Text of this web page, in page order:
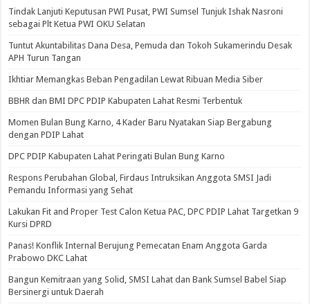
Tindak Lanjuti Keputusan PWI Pusat, PWI Sumsel Tunjuk Ishak Nasroni
sebagai Plt Ketua PWI OKU Selatan
Tuntut Akuntabilitas Dana Desa, Pemuda dan Tokoh Sukamerindu Desak
APH Turun Tangan
Ikhtiar Memangkas Beban Pengadilan Lewat Ribuan Media Siber
BBHR dan BMI DPC PDIP Kabupaten Lahat Resmi Terbentuk
Momen Bulan Bung Karno, 4 Kader Baru Nyatakan Siap Bergabung
dengan PDIP Lahat
DPC PDIP Kabupaten Lahat Peringati Bulan Bung Karno
Respons Perubahan Global, Firdaus Intruksikan Anggota SMSI Jadi
Pemandu Informasi yang Sehat
Lakukan Fit and Proper Test Calon Ketua PAC, DPC PDIP Lahat Targetkan 9
Kursi DPRD
Panas! Konflik Internal Berujung Pemecatan Enam Anggota Garda
Prabowo DKC Lahat
Bangun Kemitraan yang Solid, SMSI Lahat dan Bank Sumsel Babel Siap
Bersinergi untuk Daerah